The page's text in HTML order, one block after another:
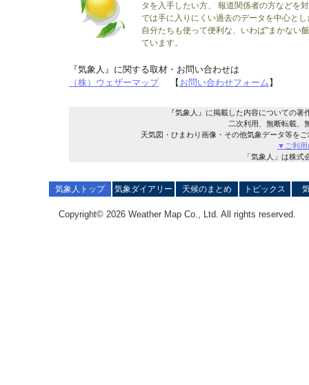
タを入手したい方、 報道関係者の方などを
では手に入りにくい過去のデータを中心と
自分たちも使って便利な、いわば"まかない
ています。
『気象人』に関する取材・お問い合わせは
（株）ウェザーマップ【 お問い合わせフォーム 】
『気象人』に掲載した内容についての
二次利用、無断転載、
天気図・ひまわり画像・その他気象データ等を
▼ご利用
「気象人」は株
気象人トップ 気象ダイアリー 天候のまとめ トピックス
Copyright© 2026 Weather Map Co., Ltd. All rights reserved.